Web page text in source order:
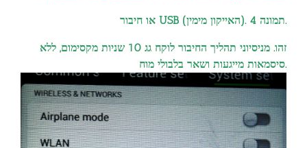
או חיבור USB (האייקון מימין). תמונה 4.
זהו. מניסיוני תהליך החיבור לוקח גג 10 שניות מקסימום, ללא
סיסמאות מייגעות ושאר בלבולי מוח.